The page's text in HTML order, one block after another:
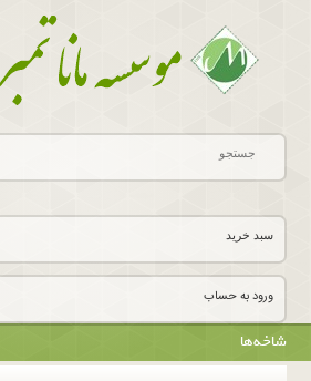
ورود به حساب
سبد خرید
شاخه‌ها